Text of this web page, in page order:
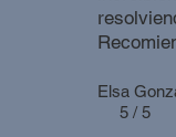
Elsa
5 / 5